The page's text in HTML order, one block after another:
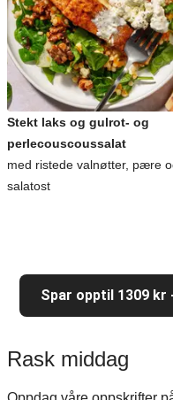
Stekt laks og gulrot- og
perlecouscoussalat
med ristede valnøtter, pære
salatost
Spar opptil 1309 kr
Rask middag